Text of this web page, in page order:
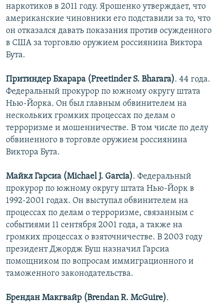
наркотиков в 2011 году. Ярошенко утверждает, что
американские чиновники его подставили за то, что
он отказался давать показания против осужденного
в США за торговлю оружием россиянина Виктора
Бута.
Притиндер Бхарара (Preetinder S. Bharara). 44 года.
Федеральный прокурор по южному округу штата
Нью-Йорка. Он был главным обвинителем на
нескольких громких процессах по делам о
терроризме и мошенничестве. В том числе по делу
обвиненного в торговле оружием россиянина
Виктора Бута.
Майкл Гарсиа (Michael J. Garcia). Федеральный
прокурор по южному округу штата Нью-Йорк в
1992-2001 годах. Он выступал обвинителем на
процессах по делам о терроризме, связанным с
событиями 11 сентября 2001 года, а также на
громких процессах о взяточничестве. В 2003 году
президент Джордж Буш назначил Гарсиа
помощником по вопросам иммиграционного и
таможенного законодательства.
Брендан Макгвайр (Brendan R. McGuire).